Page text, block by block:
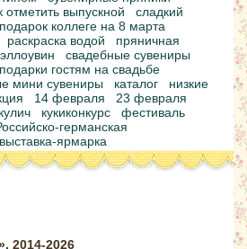
отметить выпускной
сладкий
подарок коллеге на 8 марта
раскраска водой
пряничная
свадебные сувениры
подарки гостям на свадьбе
мини сувениры каталог
низкие
14 февраля
23 февраля
кукиконкурс
фестиваль
германская
ярмарка
2014-2026